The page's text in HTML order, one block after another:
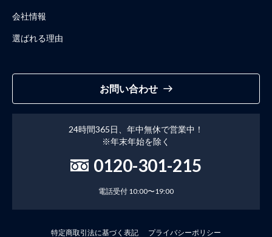
会社情報
選ばれる理由
お問い合わせ
24時間365日、年中無休で営業中！
※年末年始を除く
0120-301-215
電話受付 10:00〜19:00
特定商取引法に基づく表記 プライバシーポリシー